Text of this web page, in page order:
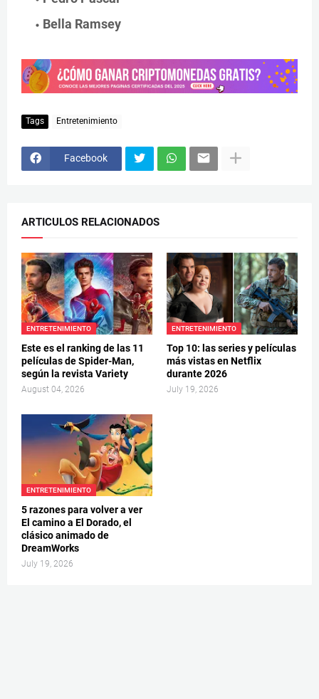
Bella Ramsey
Tags Entretenimiento
Facebook
ARTICULOS RELACIONADOS
ENTRETENIMIENTO
Este es el ranking de las 11
películas de Spider-Man,
según la revista Variety
August 04, 2026
ENTRETENIMIENTO
Top 10: las series y películas
más vistas en Netflix
durante 2026
July 19, 2026
ENTRETENIMIENTO
5 razones para volver a ver
El camino a El Dorado, el
clásico animado de
DreamWorks
July 19, 2026